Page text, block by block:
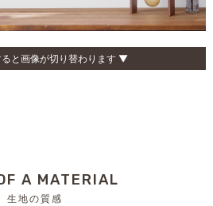
と画像が切り替わります ▼
A MATERIAL
生地の質感